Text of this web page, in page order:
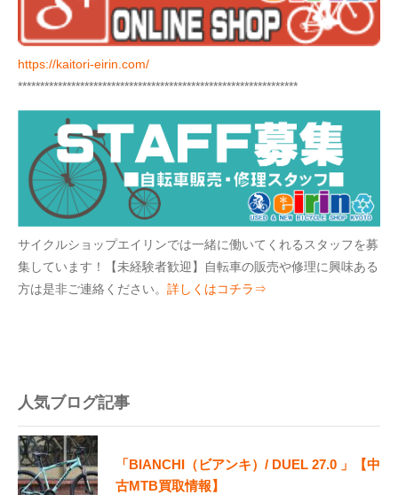
https://kaitori-eirin.com/
***************************************************************
サイクルショップエイリンでは一緒に働いてくれるスタッフを募
集しています！【未経験者歓迎】自転車の販売や修理に興味ある
方は是非ご連絡ください。 詳しくはコチラ⇒
人気ブログ記事
「BIANCHI（ビアンキ）/ DUEL 27.0 」【中
古MTB買取情報】